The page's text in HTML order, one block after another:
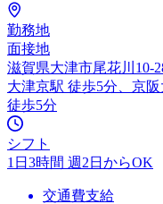
勤務地
面接地
滋賀県大津市尾花川10-
大津京駅 徒歩5分、京
徒歩5分
シフト
1日3時間 週2日からOK
交通費支給